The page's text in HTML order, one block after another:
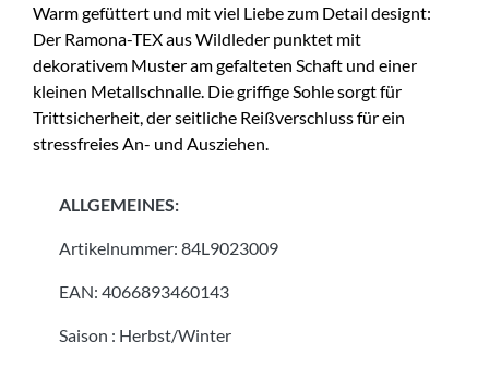
Warm gefüttert und mit viel Liebe zum Detail designt:
Der Ramona-TEX aus Wildleder punktet mit
dekorativem Muster am gefalteten Schaft und einer
kleinen Metallschnalle. Die griffige Sohle sorgt für
Trittsicherheit, der seitliche Reißverschluss für ein
stressfreies An- und Ausziehen.
ALLGEMEINES:
Artikelnummer: 84L9023009
EAN: 4066893460143
Saison : Herbst/Winter